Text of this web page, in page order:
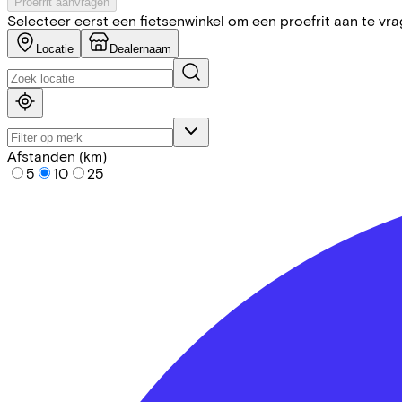
Selecteer eerst een fietsenwinkel om een proefrit aan te
Locatie Dealernaam
Afstanden (km)
5
10 25